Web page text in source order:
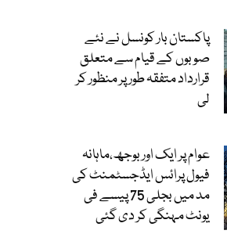
پاکستان بار کونسل نے نئے
صوبوں کے قیام سے متعلق
قرارداد متفقہ طور پر منظور کر
لی
عوام پر ایک اور بوجھ،ماہانہ
فیول پرائس ایڈجسٹمنٹ کی
مد میں بجلی 75 پیسے فی
یونٹ مہنگی کر دی گئی